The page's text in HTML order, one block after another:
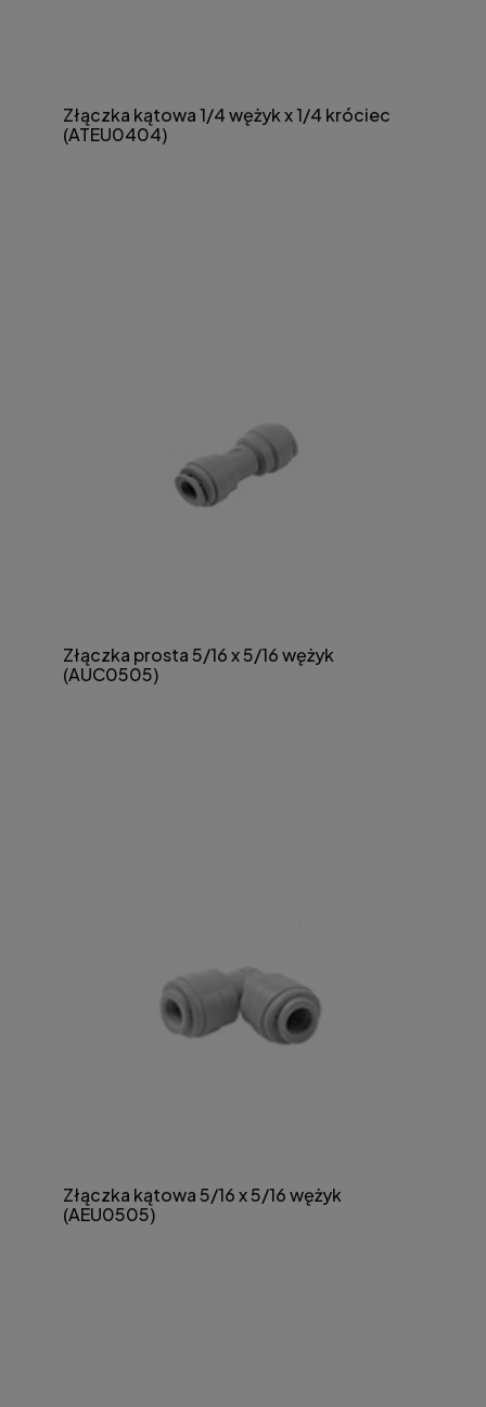
Złączka kątowa 1/4 wężyk x 1/4 króciec
(ATEU0404)
Złączka prosta 5/16 x 5/16 wężyk
(AUC0505)
Złączka kątowa 5/16 x 5/16 wężyk
(AEU0505)